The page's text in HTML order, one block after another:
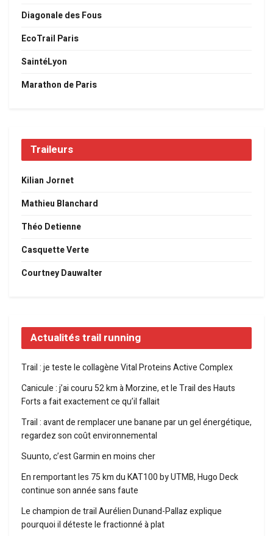
Diagonale des Fous
EcoTrail Paris
SaintéLyon
Marathon de Paris
Traileurs
Kilian Jornet
Mathieu Blanchard
Théo Detienne
Casquette Verte
Courtney Dauwalter
Actualités trail running
Trail : je teste le collagène Vital Proteins Active Complex
Canicule : j’ai couru 52 km à Morzine, et le Trail des Hauts
Forts a fait exactement ce qu’il fallait
Trail : avant de remplacer une banane par un gel énergétique,
regardez son coût environnemental
Suunto, c’est Garmin en moins cher
En remportant les 75 km du KAT100 by UTMB, Hugo Deck
continue son année sans faute
Le champion de trail Aurélien Dunand-Pallaz explique
pourquoi il déteste le fractionné à plat